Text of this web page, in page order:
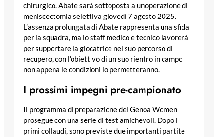
chirurgico. Abate sarà sottoposta a un’operazione di
meniscectomia selettiva giovedì 7 agosto 2025.
L’assenza prolungata di Abate rappresenta una sfida
per la squadra, ma lo staff medico e tecnico lavorerà
per supportare la giocatrice nel suo percorso di
recupero, con l’obiettivo di un suo rientro in campo
non appena le condizioni lo permetteranno.
I prossimi impegni pre-campionato
Il programma di preparazione del Genoa Women
prosegue con una serie di test amichevoli. Dopo i
primi collaudi, sono previste due importanti partite